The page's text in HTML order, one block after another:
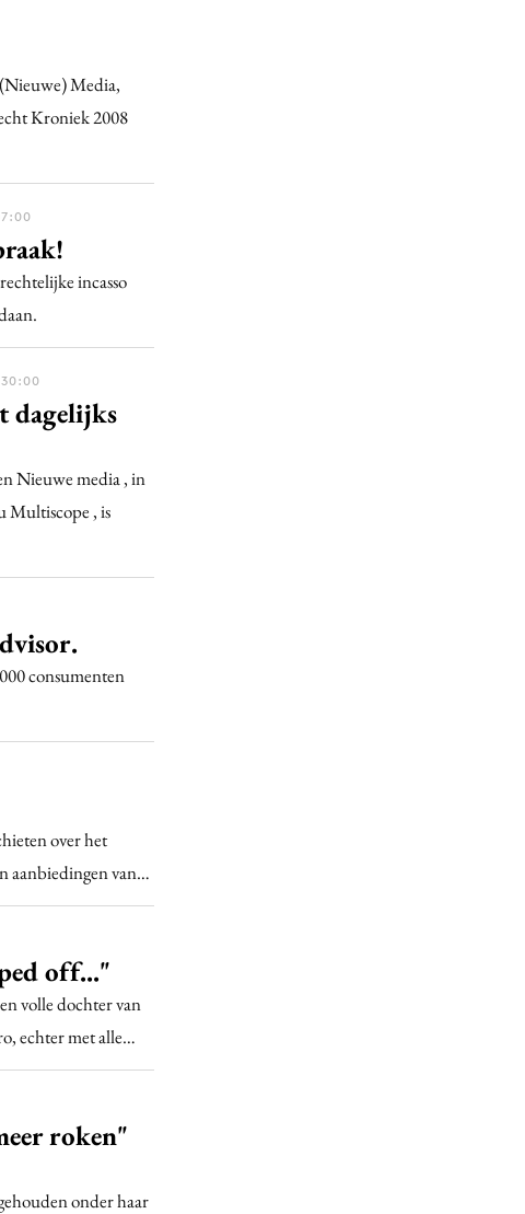
Media,
Kroniek 2008
incasso
dagelijks
Nieuwe media , in
Multiscope , is
consumenten
over het
aanbiedingen van…
off..."
volle dochter van
echter met alle…
roken"
onder haar